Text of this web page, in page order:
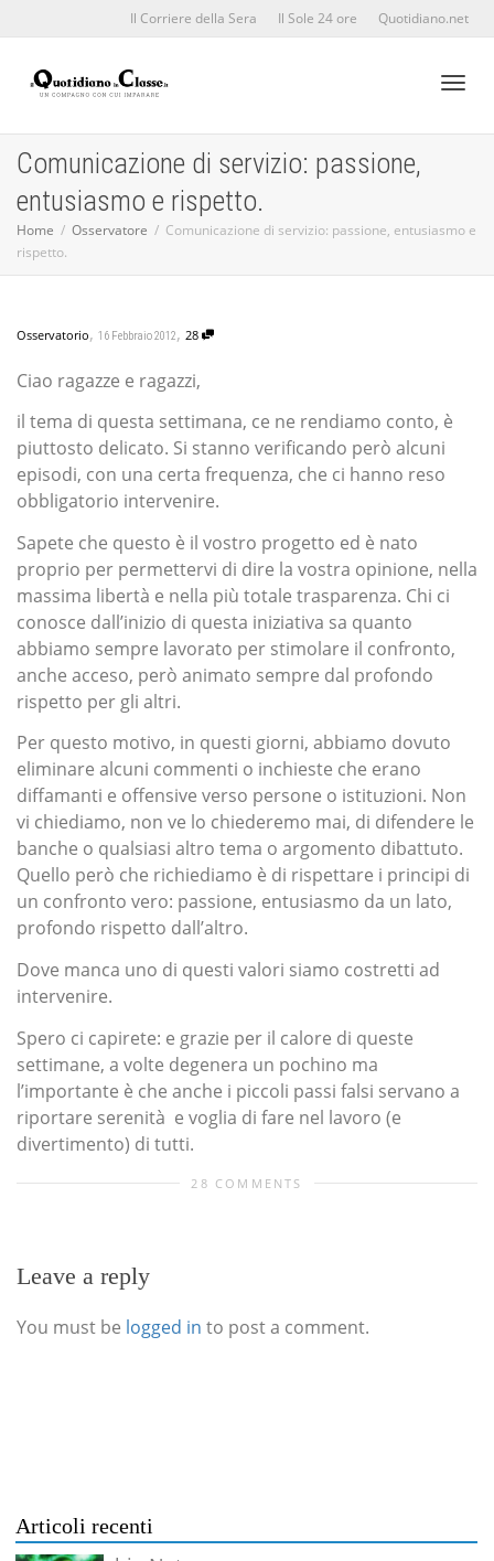
Il Corriere della Sera Il Sole 24 ore Quotidiano.net
Comunicazione di servizio: passione,
entusiasmo e rispetto.
Home Osservatore
Comunicazione di servizio: passione, entusiasmo e
rispetto.
Osservatorio, 16 Febbraio 2012, 28
Ciao ragazze e ragazzi,
il tema di questa settimana, ce ne rendiamo conto, è
piuttosto delicato. Si stanno verificando però alcuni
episodi, con una certa frequenza, che ci hanno reso
obbligatorio intervenire.
Sapete che questo è il vostro progetto ed è nato
proprio per permettervi di dire la vostra opinione, nella
massima libertà e nella più totale trasparenza. Chi ci
conosce dall’inizio di questa iniziativa sa quanto
abbiamo sempre lavorato per stimolare il confronto,
anche acceso, però animato sempre dal profondo
rispetto per gli altri.
Per questo motivo, in questi giorni, abbiamo dovuto
eliminare alcuni commenti o inchieste che erano
diffamanti e offensive verso persone o istituzioni. Non
vi chiediamo, non ve lo chiederemo mai, di difendere le
banche o qualsiasi altro tema o argomento dibattuto.
Quello però che richiediamo è di rispettare i principi di
un confronto vero: passione, entusiasmo da un lato,
profondo rispetto dall’altro.
Dove manca uno di questi valori siamo costretti ad
intervenire.
Spero ci capirete: e grazie per il calore di queste
settimane, a volte degenera un pochino ma
l’importante è che anche i piccoli passi falsi servano a
riportare serenità e voglia di fare nel lavoro (e
divertimento) di tutti.
28 COMMENTS
Leave a reply
You must be logged in to post a comment.
Articoli recenti